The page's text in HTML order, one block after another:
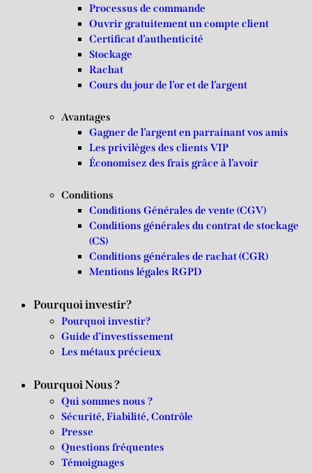
Processus de commande
Ouvrir gratuitement un compte client
Certificat d’authenticité
Stockage
Rachat
Cours du jour de l’or et de l’argent
Avantages
Gagner de l’argent en parrainant vos amis
Les privilèges des clients VIP
Économisez des frais grâce à l’avoir
Conditions
Conditions Générales de vente (CGV)
Conditions générales du contrat de stockage
(CS)
Conditions générales de rachat (CGR)
Mentions légales RGPD
Pourquoi investir?
Pourquoi investir?
Guide d’investissement
Les métaux précieux
Pourquoi Nous ?
Qui sommes nous ?
Sécurité, Fiabilité, Contrôle
Presse
Questions fréquentes
Témoignages